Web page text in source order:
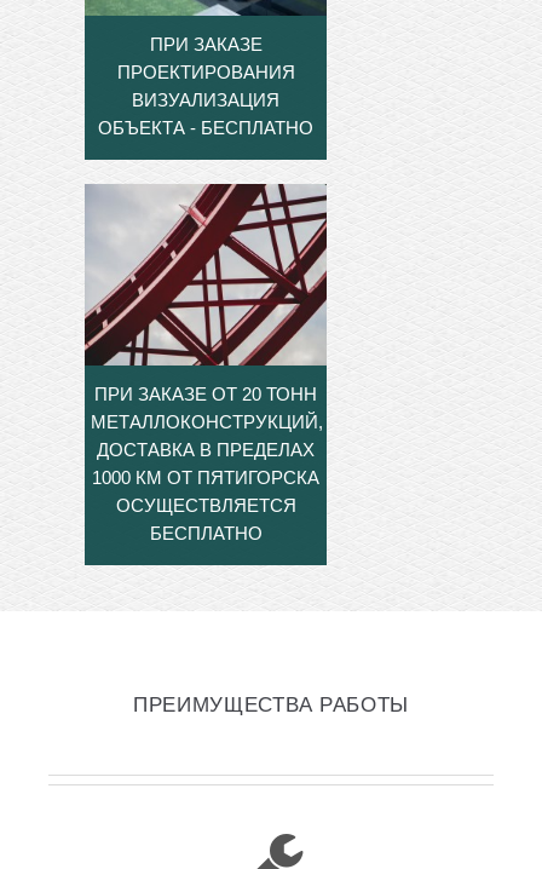
ПРИ ЗАКАЗЕ
ПРОЕКТИРОВАНИЯ
ВИЗУАЛИЗАЦИЯ
ОБЪЕКТА - БЕСПЛАТНО
ПРИ ЗАКАЗЕ ОТ 20 ТОНН
МЕТАЛЛОКОНСТРУКЦИЙ,
ДОСТАВКА В ПРЕДЕЛАХ
1000 КМ ОТ ПЯТИГОРСКА
ОСУЩЕСТВЛЯЕТСЯ
БЕСПЛАТНО
ПРЕИМУЩЕСТВА РАБОТЫ